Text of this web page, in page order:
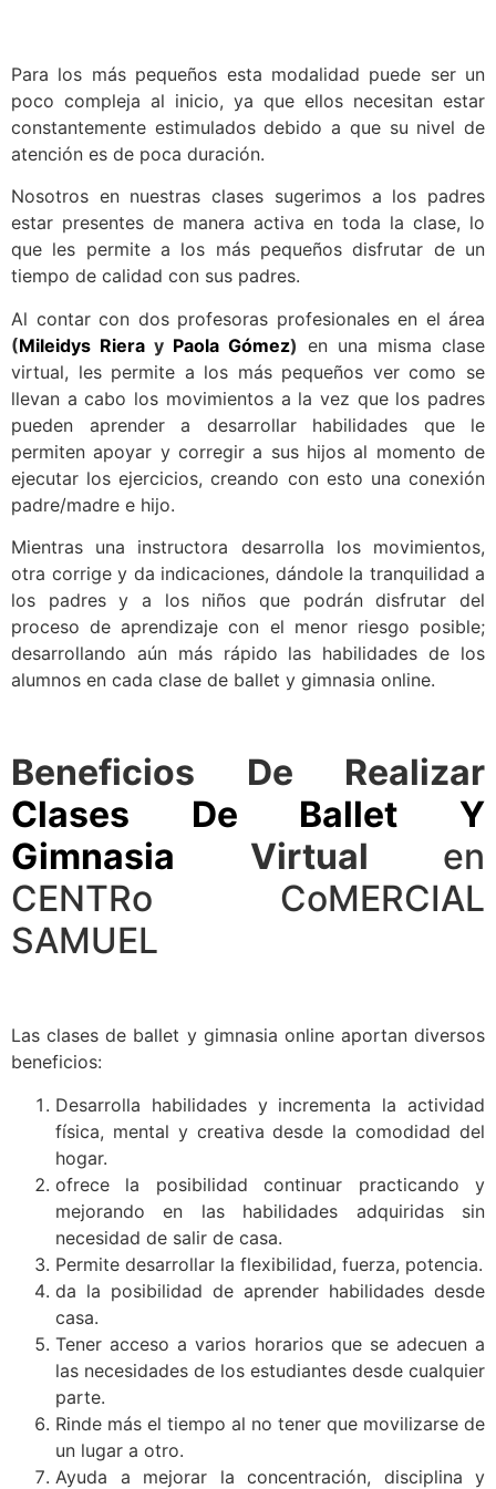
Para los más pequeños esta modalidad puede ser un
poco compleja al inicio, ya que ellos necesitan estar
constantemente estimulados debido a que su nivel de
atención es de poca duración.
Nosotros en nuestras clases sugerimos a los padres
estar presentes de manera activa en toda la clase, lo
que les permite a los más pequeños disfrutar de un
tiempo de calidad con sus padres.
Al contar con dos profesoras profesionales en el área
(Mileidys Riera y Paola Gómez) en una misma clase
virtual, les permite a los más pequeños ver como se
llevan a cabo los movimientos a la vez que los padres
pueden aprender a desarrollar habilidades que le
permiten apoyar y corregir a sus hijos al momento de
ejecutar los ejercicios, creando con esto una conexión
padre/madre e hijo.
Mientras una instructora desarrolla los movimientos,
otra corrige y da indicaciones, dándole la tranquilidad a
los padres y a los niños que podrán disfrutar del
proceso de aprendizaje con el menor riesgo posible;
desarrollando aún más rápido las habilidades de los
alumnos en cada clase de ballet y gimnasia online.
Beneficios De Realizar
Clases De Ballet Y
Gimnasia Virtual en
CENTRo CoMERCIAL
SAMUEL
Las clases de ballet y gimnasia online aportan diversos
beneficios:
Desarrolla habilidades y incrementa la actividad
física, mental y creativa desde la comodidad del
hogar.
ofrece la posibilidad continuar practicando y
mejorando en las habilidades adquiridas sin
necesidad de salir de casa.
Permite desarrollar la flexibilidad, fuerza, potencia.
da la posibilidad de aprender habilidades desde
casa.
Tener acceso a varios horarios que se adecuen a
las necesidades de los estudiantes desde cualquier
parte.
Rinde más el tiempo al no tener que movilizarse de
un lugar a otro.
Ayuda a mejorar la concentración, disciplina y